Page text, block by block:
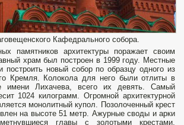
Кафедрального собора.
памятников архитектуры поражает своим
храм был построен в 1999 году. Местные
построить новый собор по образцу одного из
Кремля. Колокола для него были отлиты в
имени Лихачева, всего их девять. Самый
1024 килограмм. Огромной архитектурной
монолитный купол. Позолоченный крест
на высоте 51 метр. Ажурные своды и арки
главы с золотыми крестами,